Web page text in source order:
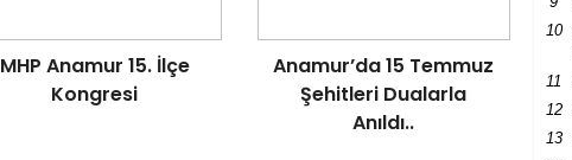
MHP Anamur 15. İlçe
Kongresi
Anamur’da 15 Temmuz
Şehitleri Dualarla
Anıldı..
10
11
12
13